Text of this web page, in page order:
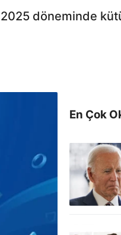
döneminde
En Çok